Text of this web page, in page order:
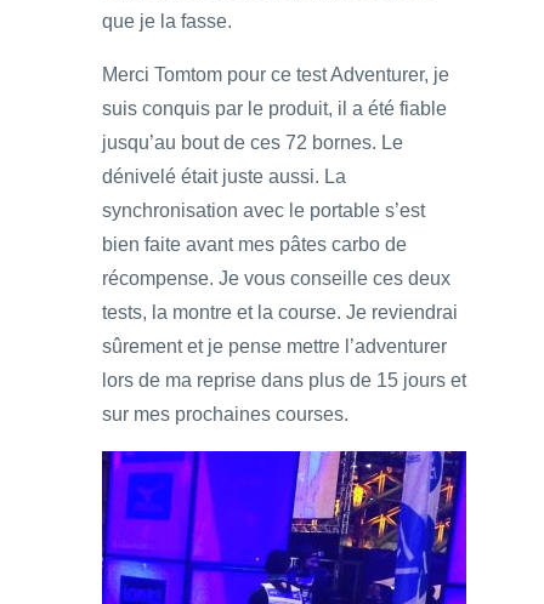
que je la fasse.
Merci Tomtom pour ce test Adventurer, je
suis conquis par le produit, il a été fiable
jusqu’au bout de ces 72 bornes. Le
dénivelé était juste aussi. La
synchronisation avec le portable s’est
bien faite avant mes pâtes carbo de
récompense. Je vous conseille ces deux
tests, la montre et la course. Je reviendrai
sûrement et je pense mettre l’adventurer
lors de ma reprise dans plus de 15 jours et
sur mes prochaines courses.